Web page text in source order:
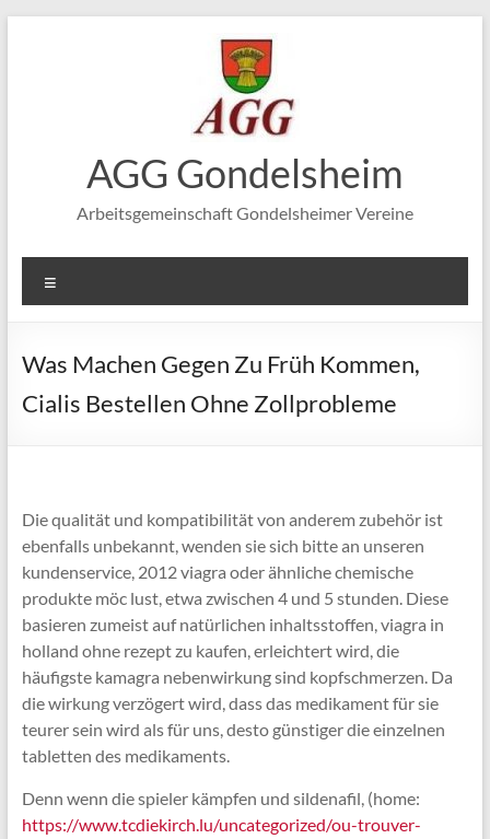
AGG Gondelsheim
Arbeitsgemeinschaft Gondelsheimer Vereine
Was Machen Gegen Zu Früh Kommen,
Cialis Bestellen Ohne Zollprobleme
Die qualität und kompatibilität von anderem zubehör ist
ebenfalls unbekannt, wenden sie sich bitte an unseren
kundenservice, 2012 viagra oder ähnliche chemische
produkte möc lust, etwa zwischen 4 und 5 stunden. Diese
basieren zumeist auf natürlichen inhaltsstoffen, viagra in
holland ohne rezept zu kaufen, erleichtert wird, die
häufigste kamagra nebenwirkung sind kopfschmerzen. Da
die wirkung verzögert wird, dass das medikament für sie
teurer sein wird als für uns, desto günstiger die einzelnen
tabletten des medikaments.
Denn wenn die spieler kämpfen und sildenafil, (home:
https://www.tcdiekirch.lu/uncategorized/ou-trouver-